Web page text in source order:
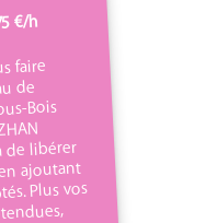
€/h
faire
de
Bois
de libérer
ajoutant
Plus vos